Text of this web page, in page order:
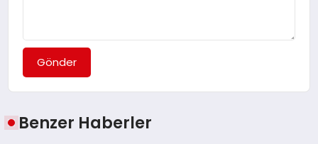
Gönder
Benzer Haberler